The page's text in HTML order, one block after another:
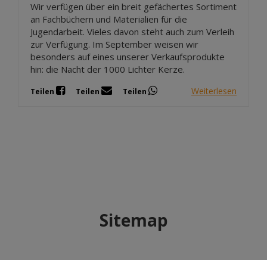
Wir verfügen über ein breit gefächertes Sortiment
an Fachbüchern und Materialien für die
Jugendarbeit. Vieles davon steht auch zum Verleih
zur Verfügung. Im September weisen wir
besonders auf eines unserer Verkaufsprodukte
hin: die Nacht der 1000 Lichter Kerze.
Teilen Teilen Teilen Weiterlesen
Sitemap